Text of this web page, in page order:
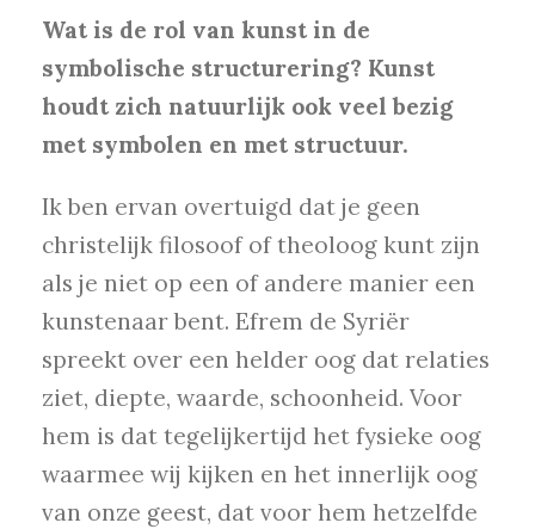
Wat is de rol van kunst in de
symbolische structurering? Kunst
houdt zich natuurlijk ook veel bezig
met symbolen en met structuur.
Ik ben ervan overtuigd dat je geen
christelijk filosoof of theoloog kunt zijn
als je niet op een of andere manier een
kunstenaar bent. Efrem de Syriër
spreekt over een helder oog dat relaties
ziet, diepte, waarde, schoonheid. Voor
hem is dat tegelijkertijd het fysieke oog
waarmee wij kijken en het innerlijk oog
van onze geest, dat voor hem hetzelfde